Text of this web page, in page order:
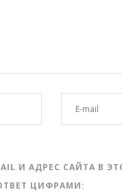
И АДРЕС САЙТА В
ЦИФРАМИ: